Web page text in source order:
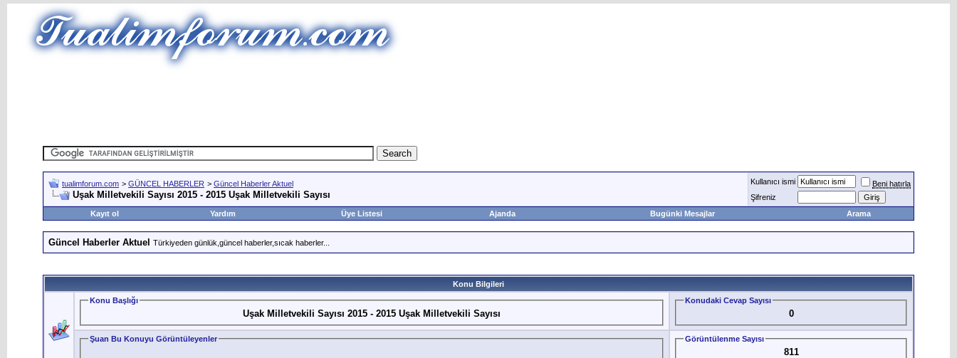
tualimforum.com > GÜNCEL HABERLER > Güncel Haberler Aktuel
Uşak Milletvekili Sayısı 2015 - 2015 Uşak Milletvekili Sayısı
Kullanıcı ismi
Beni hatırla
Şifreniz
Kayıt ol
Yardım Üye Listesi Ajanda Bugünki Mesajlar Arama
Güncel Haberler Aktuel Türkiyeden günlük,güncel haberler,sıcak haberler...
Konu Bilgileri
Konu Başlığı
Uşak Milletvekili Sayısı 2015 - 2015 Uşak Milletvekili Sayısı
Konudaki Cevap Sayısı
0
Şuan Bu Konuyu Görüntüleyenler Görüntülenme Sayısı
811